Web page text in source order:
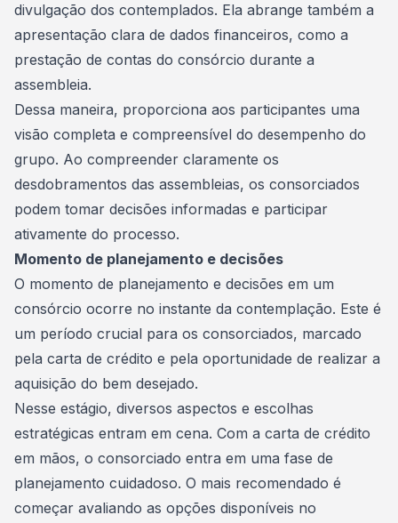
divulgação dos contemplados. Ela abrange também a
apresentação clara de dados financeiros, como a
prestação de contas do consórcio durante a
assembleia.
Dessa maneira, proporciona aos participantes uma
visão completa e compreensível do desempenho do
grupo. Ao compreender claramente os
desdobramentos das assembleias, os consorciados
podem tomar decisões informadas e participar
ativamente do processo.
Momento de planejamento e decisões
O momento de planejamento e decisões em um
consórcio ocorre no instante da contemplação. Este é
um período crucial para os consorciados, marcado
pela carta de crédito e pela oportunidade de realizar a
aquisição do bem desejado.
Nesse estágio, diversos aspectos e escolhas
estratégicas entram em cena. Com a carta de crédito
em mãos, o consorciado entra em uma fase de
planejamento cuidadoso. O mais recomendado é
começar avaliando as opções disponíveis no